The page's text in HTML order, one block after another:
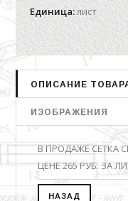
Единица:лист
ОПИСАНИЕ
ИЗОБРАЖЕНИЯ
В ПРОДАЖЕ СЕТКА
ЦЕНЕ 265 РУБ. ЗА